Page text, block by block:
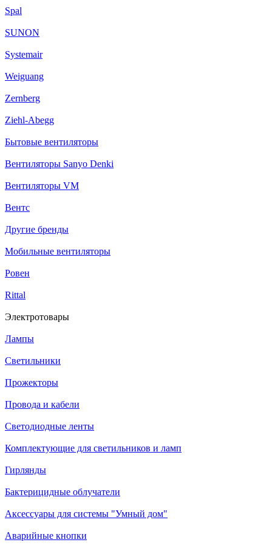
Spal
SUNON
Systemair
Weiguang
Zernberg
Ziehl-Abegg
Бытовые вентиляторы
Вентиляторы Sanyo Denki
Вентиляторы VM
Вентс
Другие бренды
Мобильные вентиляторы
Ровен
Rittal
Электротовары
Лампы
Светильники
Прожекторы
Провода и кабели
Светодиодные ленты
Комплектующие для светильников и ламп
Гирлянды
Бактерицидные облучатели
Аксессуары для системы "Умный дом"
Аварийные кнопки